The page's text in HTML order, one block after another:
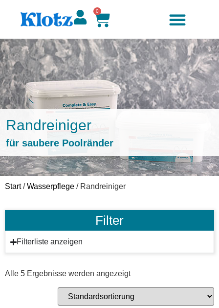
0
Randreiniger
für saubere Poolränder
Start/Wasserpflege / Randreiniger
Filter
Filterliste anzeigen
Alle 5 Ergebnisse werden angezeigt